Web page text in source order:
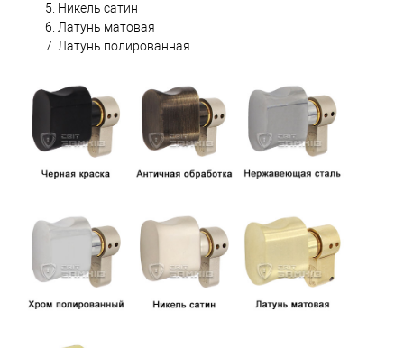
Никель сатин
Латунь матовая
Латунь полированная